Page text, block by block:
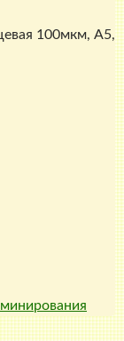
100мкм, A5,